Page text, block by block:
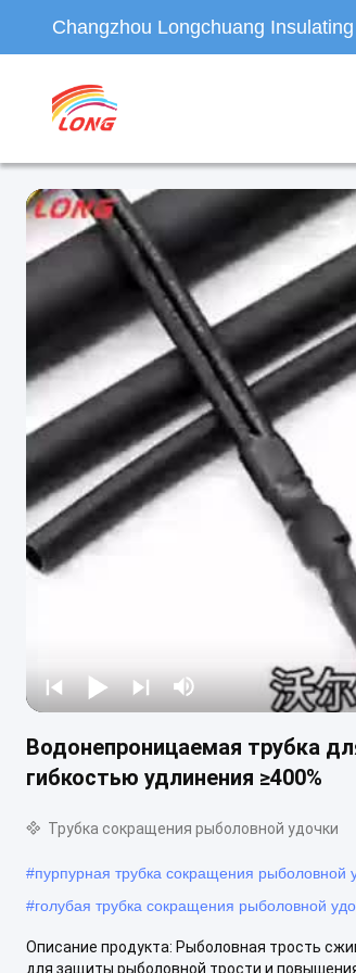
Changzhou Longchuang
Водонепроницаемая трубка
гибкостью удлинения ≥400%
Трубка сокращения рыболовной удочки
#пурпурная трубка сокращения рыболовной
#голубая трубка сокращения рыболовной
Описание продукта: Рыболовная трость
для защиты рыболовной трости и